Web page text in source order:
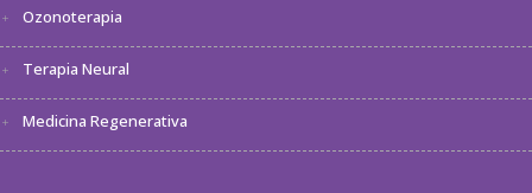
Ozonoterapia
Terapia Neural
Medicina Regenerativa